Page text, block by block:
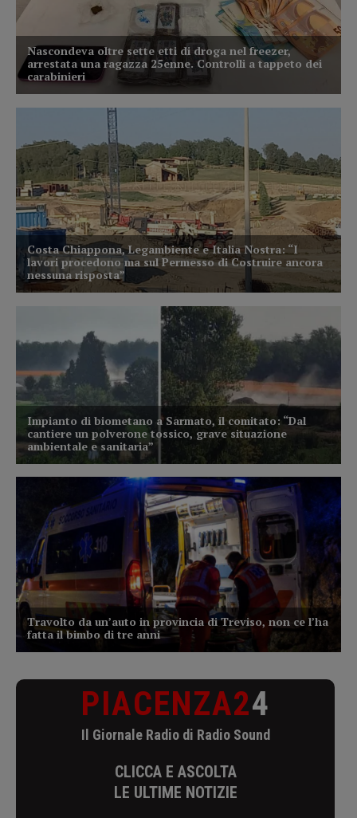
PIACENZA24
Il Giornale Radio di Radio Sound
CLICCA E ASCOLTA
LE ULTIME NOTIZIE